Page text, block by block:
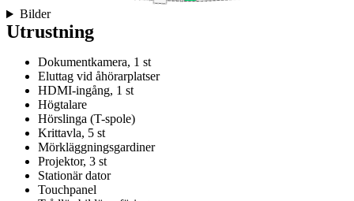
Bilder
Utrustning
Dokumentkamera, 1 st
Eluttag vid åhörarplatser
HDMI-ingång, 1 st
Högtalare
Hörslinga (T-spole)
Krittavla, 5 st
Mörkläggningsgardiner
Projektor, 3 st
Stationär dator
Touchpanel